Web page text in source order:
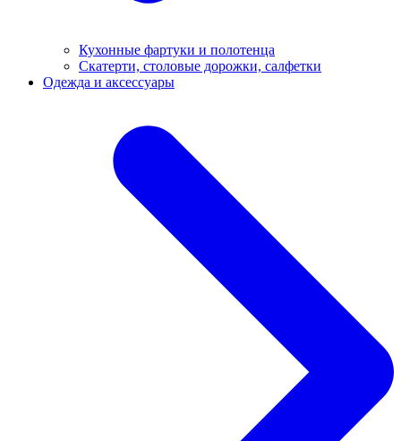
Кухонные фартуки и полотенца
Скатерти, столовые дорожки, салфетки
Одежда и аксессуары